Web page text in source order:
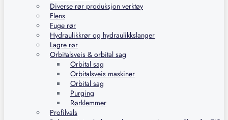
Diverse rør produksjon verktøy
Flens
Fuge rør
Hydraulikkrør og hydraulikkslanger
Lagre rør
Orbitalsveis & orbital sag
Orbital sag
Orbitalsveis maskiner
Orbital sag
Purging
Rørklemmer
Profilvals